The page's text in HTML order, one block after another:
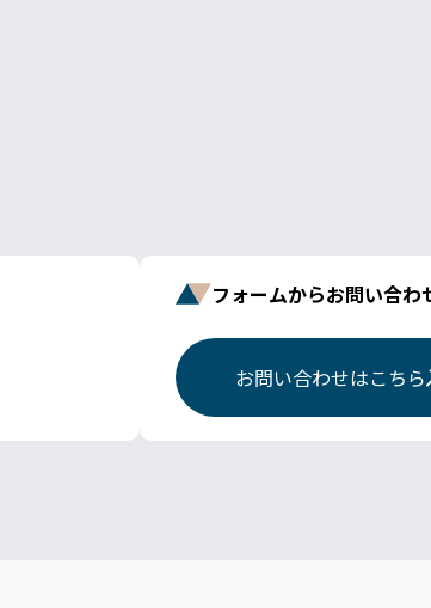
フォームからお問い合わ
お問い合わせはこちら